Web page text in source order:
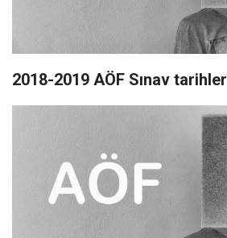
2018-2019 AÖF Sınav